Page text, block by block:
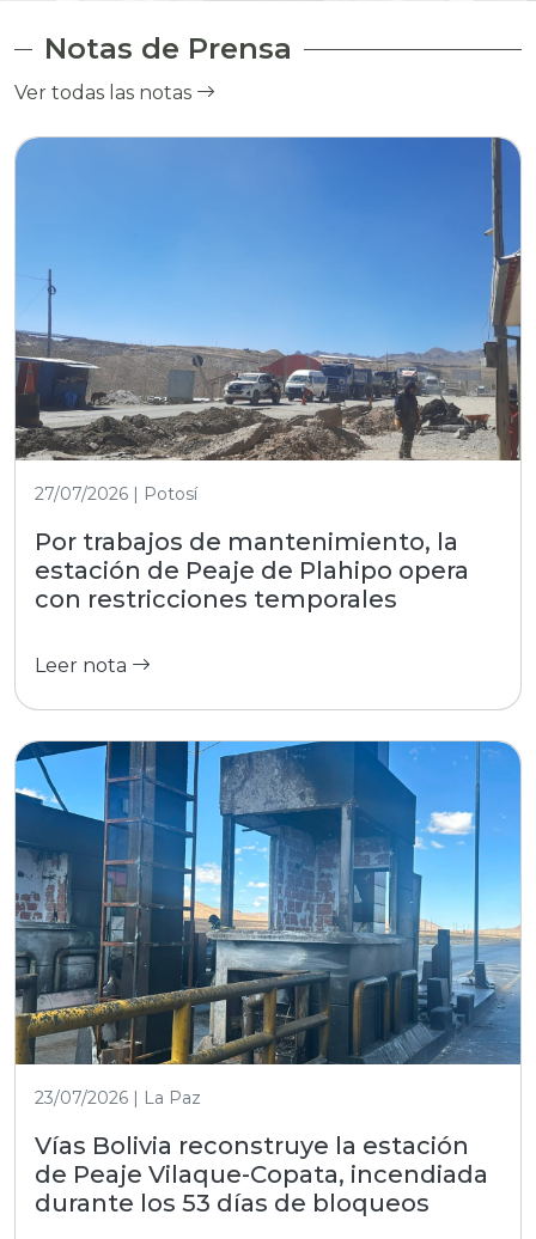
Notas de Prensa
Ver todas las notas
27/07/2026 | Potosí
Por trabajos de mantenimiento, la
estación de Peaje de Plahipo opera
con restricciones temporales
Leer nota
23/07/2026 | La Paz
Vías Bolivia reconstruye la estación
de Peaje Vilaque-Copata, incendiada
durante los 53 días de bloqueos